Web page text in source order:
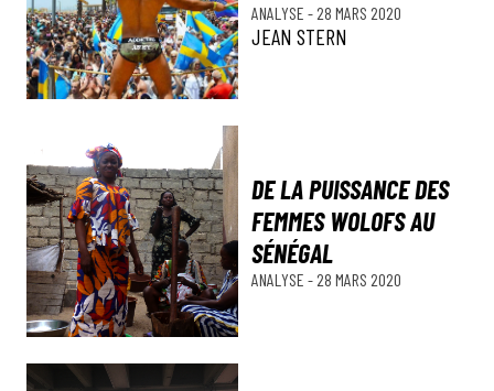
ANALYSE - 28 MARS 2020
JEAN STERN
DE LA PUISSANCE DES
FEMMES WOLOFS AU
SÉNÉGAL
ANALYSE - 28 MARS 2020